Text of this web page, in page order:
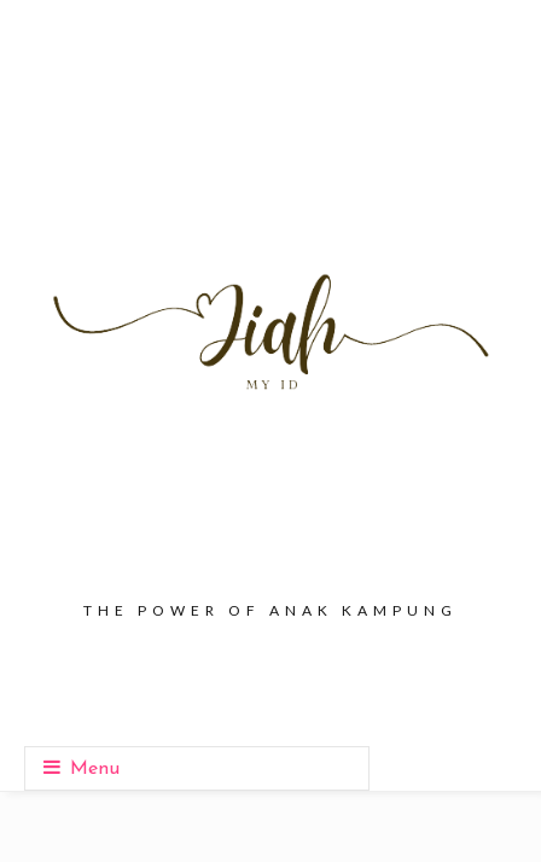
THE POWER OF ANAK KAMPUNG
Menu